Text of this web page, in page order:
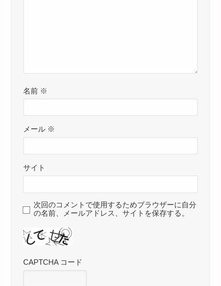
名前 ※
メール ※
サイト
次回のコメントで使用するためブラウザーに自分
の名前、メールアドレス、サイトを保存する。
CAPTCHA コード